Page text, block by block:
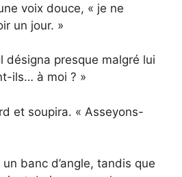
voix douce, « je ne
un jour. »
désigna presque malgré lui
ils… à moi ? »
et soupira. « Asseyons-
banc d’angle, tandis que